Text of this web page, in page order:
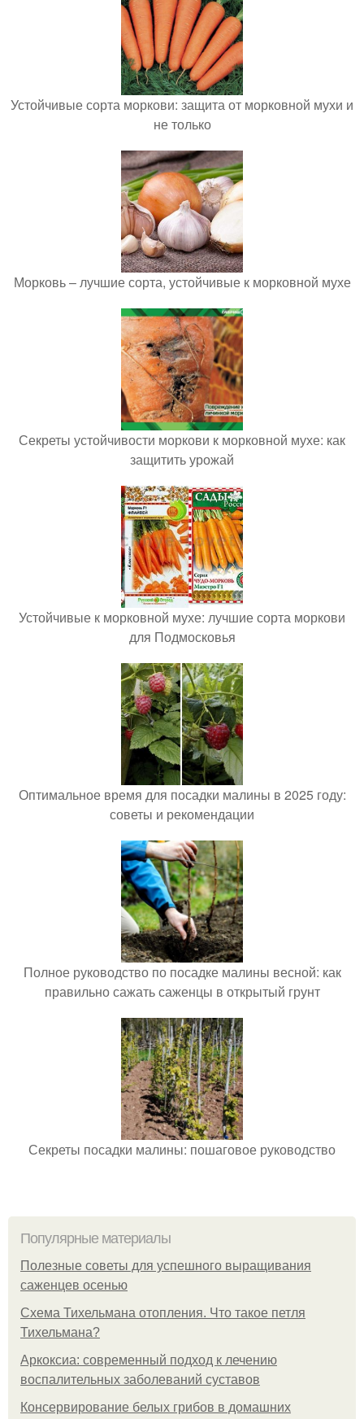
Устойчивые сорта моркови: защита от морковной мухи и
не только
Морковь – лучшие сорта, устойчивые к морковной мухе
Секреты устойчивости моркови к морковной мухе: как
защитить урожай
Устойчивые к морковной мухе: лучшие сорта моркови
для Подмосковья
Оптимальное время для посадки малины в 2025 году:
советы и рекомендации
Полное руководство по посадке малины весной: как
правильно сажать саженцы в открытый грунт
Секреты посадки малины: пошаговое руководство
Популярные материалы
Полезные советы для успешного выращивания
саженцев осенью
Схема Тихельмана отопления. Что такое петля
Тихельмана?
Аркоксиа: современный подход к лечению
воспалительных заболеваний суставов
Консервирование белых грибов в домашних